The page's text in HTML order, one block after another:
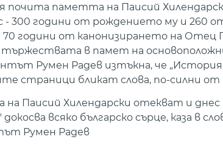
почита паметта на Паисий
- 300 години от рождението му и 260
години от канонизирането на Отец
в памет на
Румен Радев изтъкна, че „История
страници бликат слова, по-силни от
на Паисий Хилендарски отекват и
докосва всяко българско сърце, каза в
Румен Радев